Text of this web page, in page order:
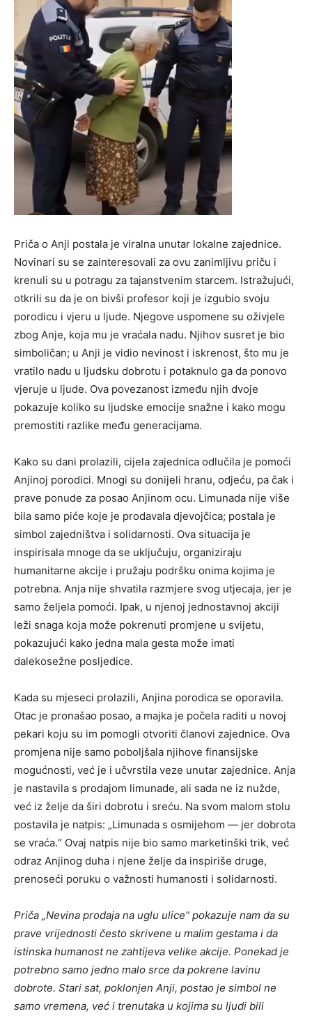
Priča o Anji postala je viralna unutar lokalne zajednice.
Novinari su se zainteresovali za ovu zanimljivu priču i
krenuli su u potragu za tajanstvenim starcem. Istražujući,
otkrili su da je on bivši profesor koji je izgubio svoju
porodicu i vjeru u ljude. Njegove uspomene su oživjele
zbog Anje, koja mu je vraćala nadu. Njihov susret je bio
simboličan; u Anji je vidio nevinost i iskrenost, što mu je
vratilo nadu u ljudsku dobrotu i potaknulo ga da ponovo
vjeruje u ljude. Ova povezanost između njih dvoje
pokazuje koliko su ljudske emocije snažne i kako mogu
premostiti razlike među generacijama.
Kako su dani prolazili, cijela zajednica odlučila je pomoći
Anjinoj porodici. Mnogi su donijeli hranu, odjeću, pa čak i
prave ponude za posao Anjinom ocu. Limunada nije više
bila samo piće koje je prodavala djevojčica; postala je
simbol zajedništva i solidarnosti. Ova situacija je
inspirisala mnoge da se uključuju, organiziraju
humanitarne akcije i pružaju podršku onima kojima je
potrebna. Anja nije shvatila razmjere svog utjecaja, jer je
samo željela pomoći. Ipak, u njenoj jednostavnoj akciji
leži snaga koja može pokrenuti promjene u svijetu,
pokazujući kako jedna mala gesta može imati
dalekosežne posljedice.
Kada su mjeseci prolazili, Anjina porodica se oporavila.
Otac je pronašao posao, a majka je počela raditi u novoj
pekari koju su im pomogli otvoriti članovi zajednice. Ova
promjena nije samo poboljšala njihove finansijske
mogućnosti, već je i učvrstila veze unutar zajednice. Anja
je nastavila s prodajom limunade, ali sada ne iz nužde,
već iz želje da širi dobrotu i sreću. Na svom malom stolu
postavila je natpis: „Limunada s osmijehom — jer dobrota
se vraća.“ Ovaj natpis nije bio samo marketinški trik, već
odraz Anjinog duha i njene želje da inspiriše druge,
prenoseći poruku o važnosti humanosti i solidarnosti.
Priča „Nevina prodaja na uglu ulice“ pokazuje nam da su
prave vrijednosti često skrivene u malim gestama i da
istinska humanost ne zahtijeva velike akcije. Ponekad je
potrebno samo jedno malo srce da pokrene lavinu
dobrote. Stari sat, poklonjen Anji, postao je simbol ne
samo vremena, već i trenutaka u kojima su ljudi bili